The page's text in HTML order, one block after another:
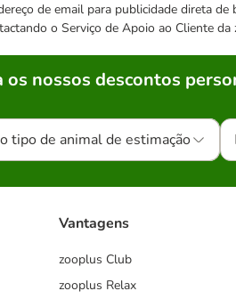
de email para publicidade direta
o Serviço de Apoio ao Cliente
os nossos descontos
tipo de animal de estimação
Vantagens
zooplus Club
zooplus Relax